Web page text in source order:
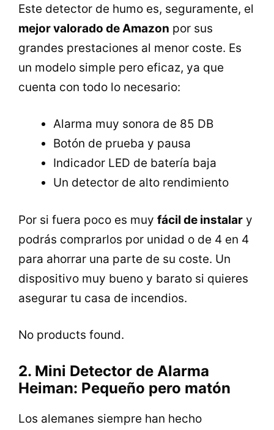
Este detector de humo es, seguramente, el
mejor valorado de Amazon por sus
grandes prestaciones al menor coste. Es
un modelo simple pero eficaz, ya que
cuenta con todo lo necesario:
Alarma muy sonora de 85 DB
Botón de prueba y pausa
Indicador LED de batería baja
Un detector de alto rendimiento
Por si fuera poco es muy fácil de instalar y
podrás comprarlos por unidad o de 4 en 4
para ahorrar una parte de su coste. Un
dispositivo muy bueno y barato si quieres
asegurar tu casa de incendios.
No products found.
2. Mini Detector de Alarma
Heiman: Pequeño pero matón
Los alemanes siempre han hecho